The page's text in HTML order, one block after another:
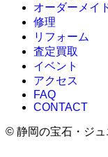
オーダーメイ
修理
リフォーム
査定買取
イベント
アクセス
FAQ
CONTACT
© 静岡の宝石・ジ